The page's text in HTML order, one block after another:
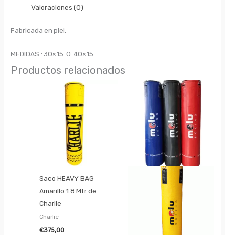
Valoraciones (0)
Fabricada en piel.
MEDIDAS : 30×15 O 40×15
Productos relacionados
Saco HEAVY BAG
Amarillo 1.8 Mtr de
Charlie
Charlie
€375,00